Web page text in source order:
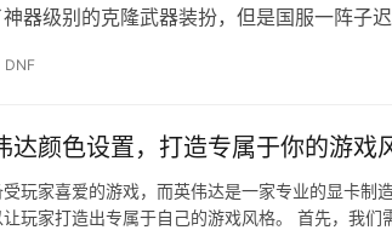
器级别的克隆武器装扮，但是国服一阵子
DNF
达颜色设置，打造专属于你的游戏
玩家喜爱的游戏，而英伟达是一家专业的显卡
玩家打造出专属于自己的游戏风格。 首先，我们